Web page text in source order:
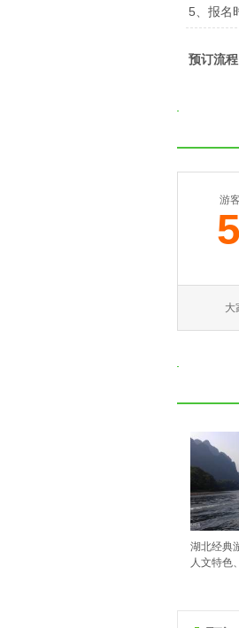
5、报名
预订流程
游
大
湖北经典
人文特色